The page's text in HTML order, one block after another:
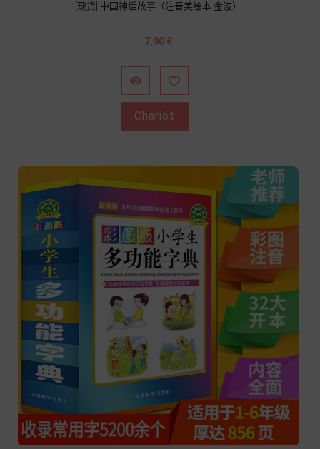
[现货] 中国神话故事（注音美绘本 金波）
Prix
7,90 €
 
Chariot